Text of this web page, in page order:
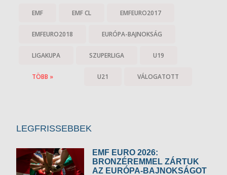
EMF EMF CL EMFEURO2017
EMFEURO2018 EURÓPA-BAJNOKSÁG
LIGAKUPA SZUPERLIGA U19
U21 VÁLOGATOTT
TÖBB »
LEGFRISSEBBEK
EMF EURO 2026:
BRONZÉREMMEL ZÁRTUK
AZ EURÓPA-BAJNOKSÁGOT